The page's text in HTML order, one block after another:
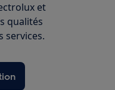
et
qualités
services.